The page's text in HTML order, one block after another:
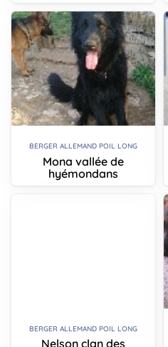
BERGER ALLEMAND POIL LONG
Mona vallée de
hyémondans
BERGER ALLEMAND POIL LONG
Nelson clan des